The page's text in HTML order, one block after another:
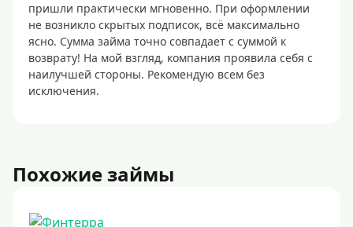
пришли практически мгновенно. При оформлении
не возникло скрытых подписок, всё максимально
ясно. Сумма займа точно совпадает с суммой к
возврату! На мой взгляд, компания проявила себя с
наилучшей стороны. Рекомендую всем без
исключения.
Похожие займы